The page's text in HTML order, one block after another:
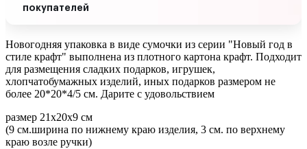
покупателей
Новогодняя упаковка в виде сумочки из серии "Новый год в
стиле крафт" выполнена из плотного картона крафт. Подходит
для размещения сладких подарков, игрушек,
хлопчатобумажных изделий, иных подарков размером не
более 20*20*4/5 см. Дарите с удовольствием
размер 21х20х9 см
(9 см.ширина по нижнему краю изделия, 3 см. по верхнему
краю возле ручки)